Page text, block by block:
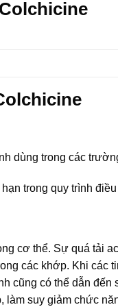
dùng trong các
trong quy trình
cơ thể. Sự quá tải
các khớp. Khi
cũng có thể dẫn
suy giảm chức